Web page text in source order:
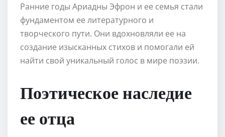
Ранние годы Ариадны Эфрон и ее семья стали
фундаментом ее литературного и
творческого пути. Они вдохновляли ее на
создание изысканных стихов и помогали ей
найти свой уникальный голос в мире поэзии.
Поэтическое наследие
ее отца